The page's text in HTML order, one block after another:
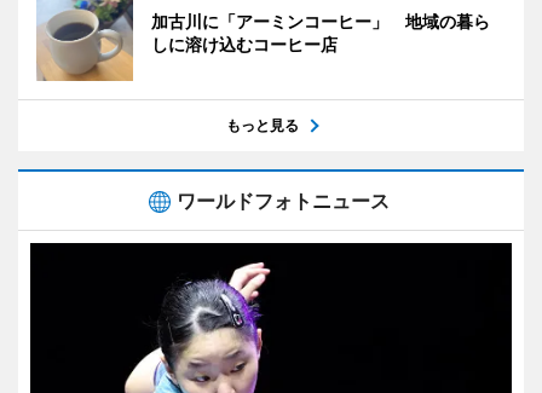
加古川に「アーミンコーヒー」 地域の暮ら
しに溶け込むコーヒー店
もっと見る
ワールドフォトニュース